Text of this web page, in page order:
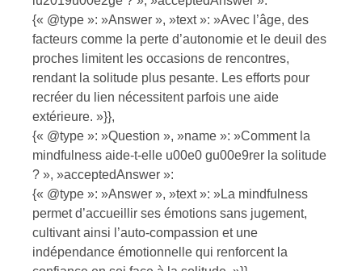
{« @type »: »Answer », »text »: »Avec l’âge, des
facteurs comme la perte d’autonomie et le deuil des
proches limitent les occasions de rencontres,
rendant la solitude plus pesante. Les efforts pour
recréer du lien nécessitent parfois une aide
extérieure. »}},
{« @type »: »Question », »name »: »Comment la
mindfulness aide-t-elle u00e0 gu00e9rer la solitude
? », »acceptedAnswer »:
{« @type »: »Answer », »text »: »La mindfulness
permet d’accueillir ses émotions sans jugement,
cultivant ainsi l’auto-compassion et une
indépendance émotionnelle qui renforcent la